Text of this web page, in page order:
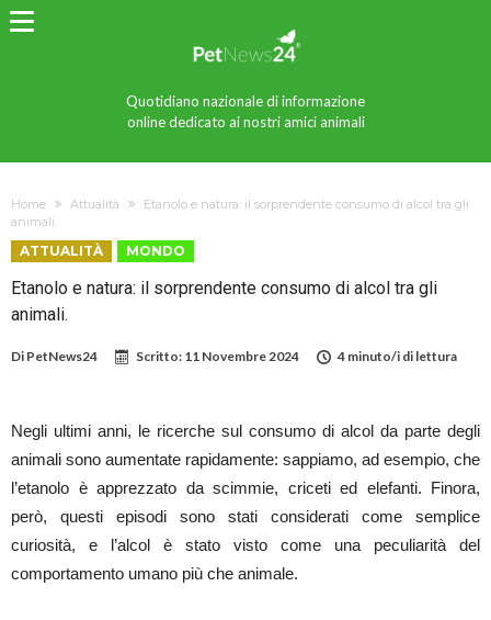
Quotidiano nazionale di informazione
online dedicato ai nostri amici animali
Home Attualità
Etanolo e natura: il sorprendente consumo di alcol tra gli
animali.
ATTUALITÀ MONDO
Etanolo e natura: il sorprendente consumo di alcol tra gli
animali.
Di PetNews24 Scritto: 11 Novembre 2024 4 minuto/i di lettura
Negli ultimi anni, le ricerche sul consumo di alcol da parte degli
animali sono aumentate rapidamente: sappiamo, ad esempio, che
l’etanolo è apprezzato da scimmie, criceti ed elefanti. Finora,
però, questi episodi sono stati considerati come semplice
curiosità, e l’alcol è stato visto come una peculiarità del
comportamento umano più che animale.